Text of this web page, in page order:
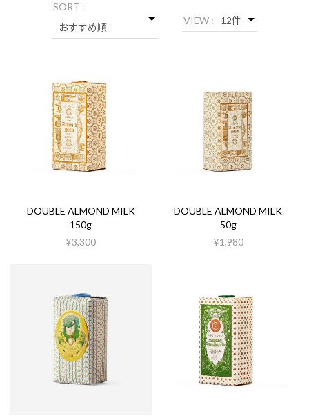
SORT :
VIEW :
DOUBLE ALMOND MILK
150g
¥3,300
DOUBLE ALMOND MILK
50g
¥1,980